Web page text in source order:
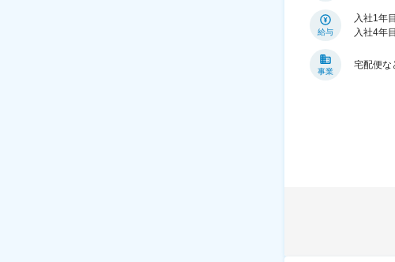
給与
入社1年
入社4年
事業
宅配便な